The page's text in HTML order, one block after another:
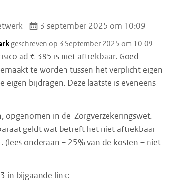
3 september 2025 om 10:09
geschreven op 3 September 2025 om 10:09
ad € 385 is niet aftrekbaar. Goed
te worden tussen het verplicht eigen
eigen bijdragen. Deze laatste is eveneens
opgenomen in de Zorgverzekeringswet.
geldt wat betreft het niet aftrekbaar
(lees onderaan – 25% van de kosten – niet
in bijgaande link: